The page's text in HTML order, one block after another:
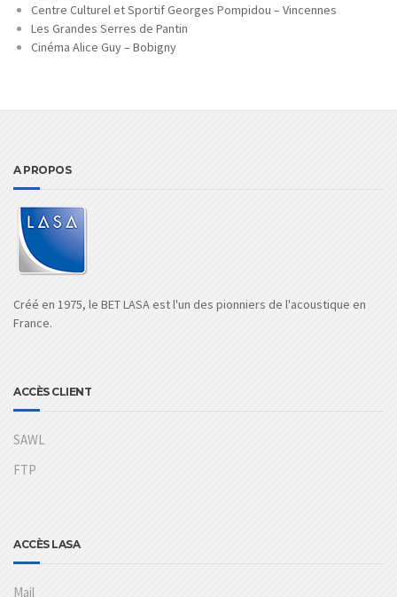
Centre Culturel et Sportif Georges Pompidou – Vincennes
Les Grandes Serres de Pantin
Cinéma Alice Guy – Bobigny
A PROPOS
Créé en 1975, le BET LASA est l'un des pionniers de l'acoustique en
France.
ACCÈS CLIENT
SAWL
FTP
ACCÈS LASA
Mail